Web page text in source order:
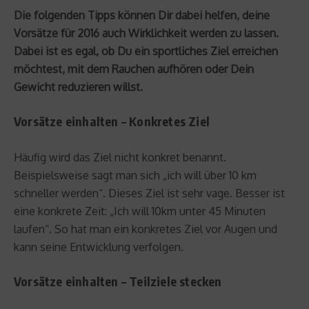
Die folgenden Tipps können Dir dabei helfen, deine
Vorsätze für 2016 auch Wirklichkeit werden zu lassen.
Dabei ist es egal, ob Du ein sportliches Ziel erreichen
möchtest, mit dem Rauchen aufhören oder Dein
Gewicht reduzieren willst.
Vorsätze einhalten – Konkretes Ziel
Häufig wird das Ziel nicht konkret benannt.
Beispielsweise sagt man sich „ich will über 10 km
schneller werden“. Dieses Ziel ist sehr vage. Besser ist
eine konkrete Zeit: „Ich will 10km unter 45 Minuten
laufen“. So hat man ein konkretes Ziel vor Augen und
kann seine Entwicklung verfolgen.
Vorsätze einhalten – Teilziele stecken